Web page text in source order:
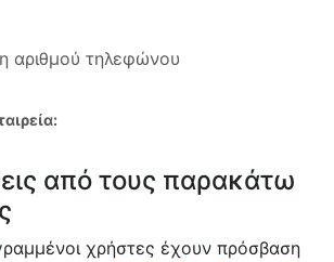
αριθμού τηλεφώνου
από τους παρακάτω
χρήστες έχουν πρόσβαση